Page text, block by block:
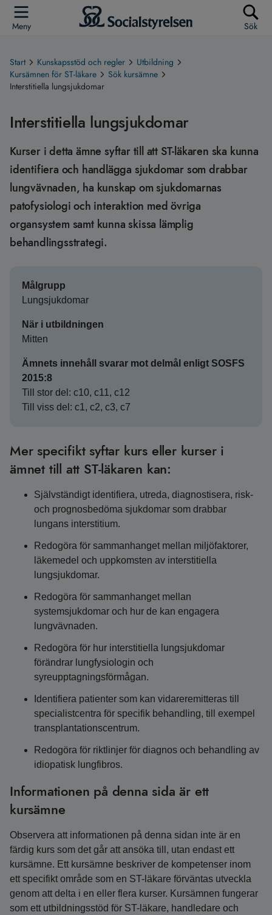
Meny Sök
Start Kunskapsstöd och regler
Utbildning
Kursämnen för ST-läkare
Sök kursämne
Interstitiella lungsjukdomar
Interstitiella lungsjukdomar
Kurser i detta ämne syftar till att ST-läkaren ska kunna
identifiera och handlägga sjukdomar som drabbar
lungvävnaden, ha kunskap om sjukdomarnas
patofysiologi och interaktion med övriga
organsystem samt kunna skissa lämplig
behandlingsstrategi.
Målgrupp
Lungsjukdomar
När i utbildningen
Mitten
Ämnets innehåll svarar mot delmål enligt SOSFS
2015:8
Till stor del: c10, c11, c12
Till viss del: c1, c2, c3, c7
Mer specifikt syftar kurs eller kurser i
ämnet till att ST-läkaren kan:
Självständigt identifiera, utreda, diagnostisera, risk-
och prognosbedöma sjukdomar som drabbar
lungans interstitium.
Redogöra för sammanhanget mellan miljöfaktorer,
läkemedel och uppkomsten av interstitiella
lungsjukdomar.
Redogöra för sammanhanget mellan
systemsjukdomar och hur de kan engagera
lungvävnaden.
Redogöra för hur interstitiella lungsjukdomar
förändrar lungfysiologin och
syreupptagningsförmågan.
Identifiera patienter som kan vidareremitteras till
specialistcentra för specifik behandling, till exempel
transplantationscentrum.
Redogöra för riktlinjer för diagnos och behandling av
idiopatisk lungfibros.
Informationen på denna sida är ett
kursämne
Observera att informationen på denna sidan inte är en
färdig kurs som det går att ansöka till, utan endast ett
kursämne. Ett kursämne beskriver de kompetenser inom
ett specifikt område som en ST-läkare förväntas utveckla
genom att delta i en eller flera kurser. Kursämnen fungerar
som ett utbildningsstöd för ST-läkare, handledare och